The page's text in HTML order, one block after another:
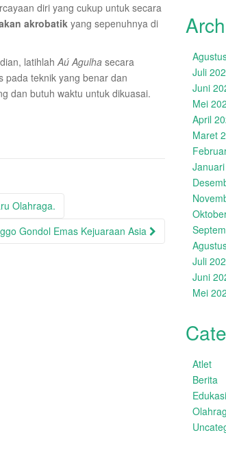
diri yang cukup untuk secara
akrobatik yang sepenuhnya di
latihlahAú Agulha secara
teknik yang benar dan
dan butuh waktu untuk dikuasai.
Olahraga.
Gondol Emas Kejuaraan Asia
Juli
Juni
Mei
April
Maret
Juli
Juni
Mei
Atlet
Berita
Edukasi